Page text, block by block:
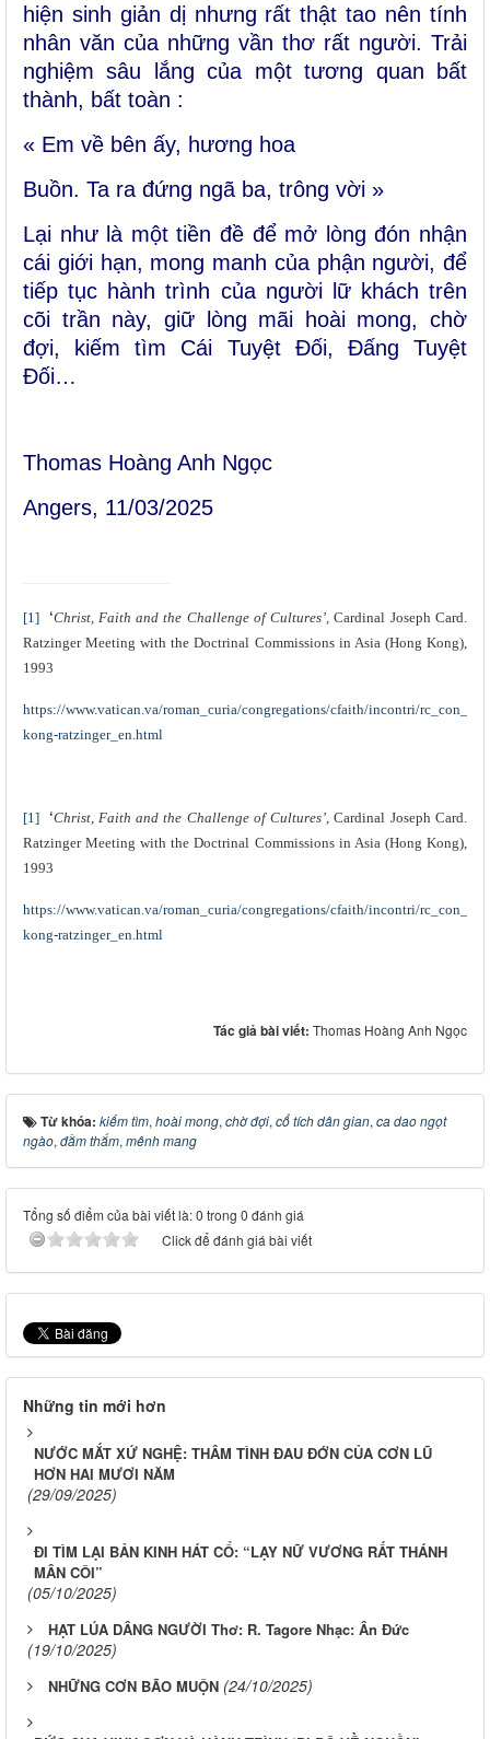
hiện sinh giản dị nhưng rất thật tao nên tính
nhân văn của những vần thơ rất người. Trải
nghiệm sâu lắng của một tương quan bất
thành, bất toàn :
« Em về bên ấy, hương hoa
Buồn. Ta ra đứng ngã ba, trông vời »
Lại như là một tiền đề để mở lòng đón nhận
cái giới hạn, mong manh của phận người, để
tiếp tục hành trình của người lữ khách trên
cõi trần này, giữ lòng mãi hoài mong, chờ
đợi, kiếm tìm Cái Tuyệt Đối, Đấng Tuyệt
Đối…
Thomas Hoàng Anh Ngọc
Angers, 11/03/2025
[1] ‘Christ, Faith and the Challenge of Cultures’,Cardinal Joseph Card.
Ratzinger Meeting with the Doctrinal Commissions in Asia (Hong Kong),
1993
https://www.vatican.va/roman_curia/congregations/cfaith/incontri/
kong-ratzinger_en.html
[1] ‘Christ, Faith and the Challenge of Cultures’,Cardinal Joseph Card.
Ratzinger Meeting with the Doctrinal Commissions in Asia (Hong Kong),
1993
https://www.vatican.va/roman_curia/congregations/cfaith/incontri/
kong-ratzinger_en.html
Tác giả bài viết: Thomas Hoàng Anh Ngọc
Từ khóa: kiếm tìm, hoài mong, chờ đợi, cổ tích dân gian, ca dao ngọt
ngào, đằm thắm, mênh mang
Tổng số điểm của bài viết là: 0 trong 0 đánh giá
Click để đánh giá bài viết
Những tin mới hơn
NƯỚC MẮT XỨ NGHỆ: THÂM TÌNH ĐAU ĐỚN CỦA CƠN LŨ
HƠN HAI MƯƠI NĂM
(29/09/2025)
ĐI TÌM LẠI BẢN KINH HÁT CỔ: “LẠY NỮ VƯƠNG RẤT THÁNH
MÂN CÔI”
(05/10/2025)
HẠT LÚA DÂNG NGƯỜI Thơ: R. Tagore Nhạc: Ân Đức
(19/10/2025)
NHỮNG CƠN BÃO MUỘN (24/10/2025)